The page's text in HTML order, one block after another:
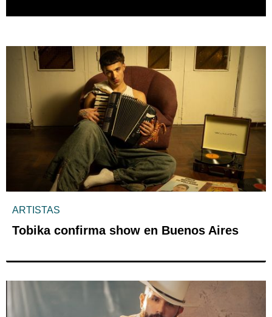
ARTISTAS
Tobika confirma show en Buenos Aires